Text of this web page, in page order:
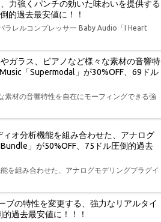
力強くパンチの効いた味わいを提供する
的過去最安値に！！
ラレルコンプレッサー Baby Audio「I Heart
ガラス、ピアノなど様々な素材の音響特
「Supermodal」が30%OFF、69ドル
材の音響特性を自在にモーフィングできる強
ィオ分析機能を組み合わせた、アナログ
」が50%OFF、75ドル圧倒的過去
を組み合わせた、アナログモデリングプラグイ
ブの特性を変更する、強力なリアルタイ
過去最安値に！！！